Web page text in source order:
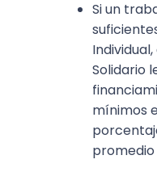
Si un
Solidario
mínimos